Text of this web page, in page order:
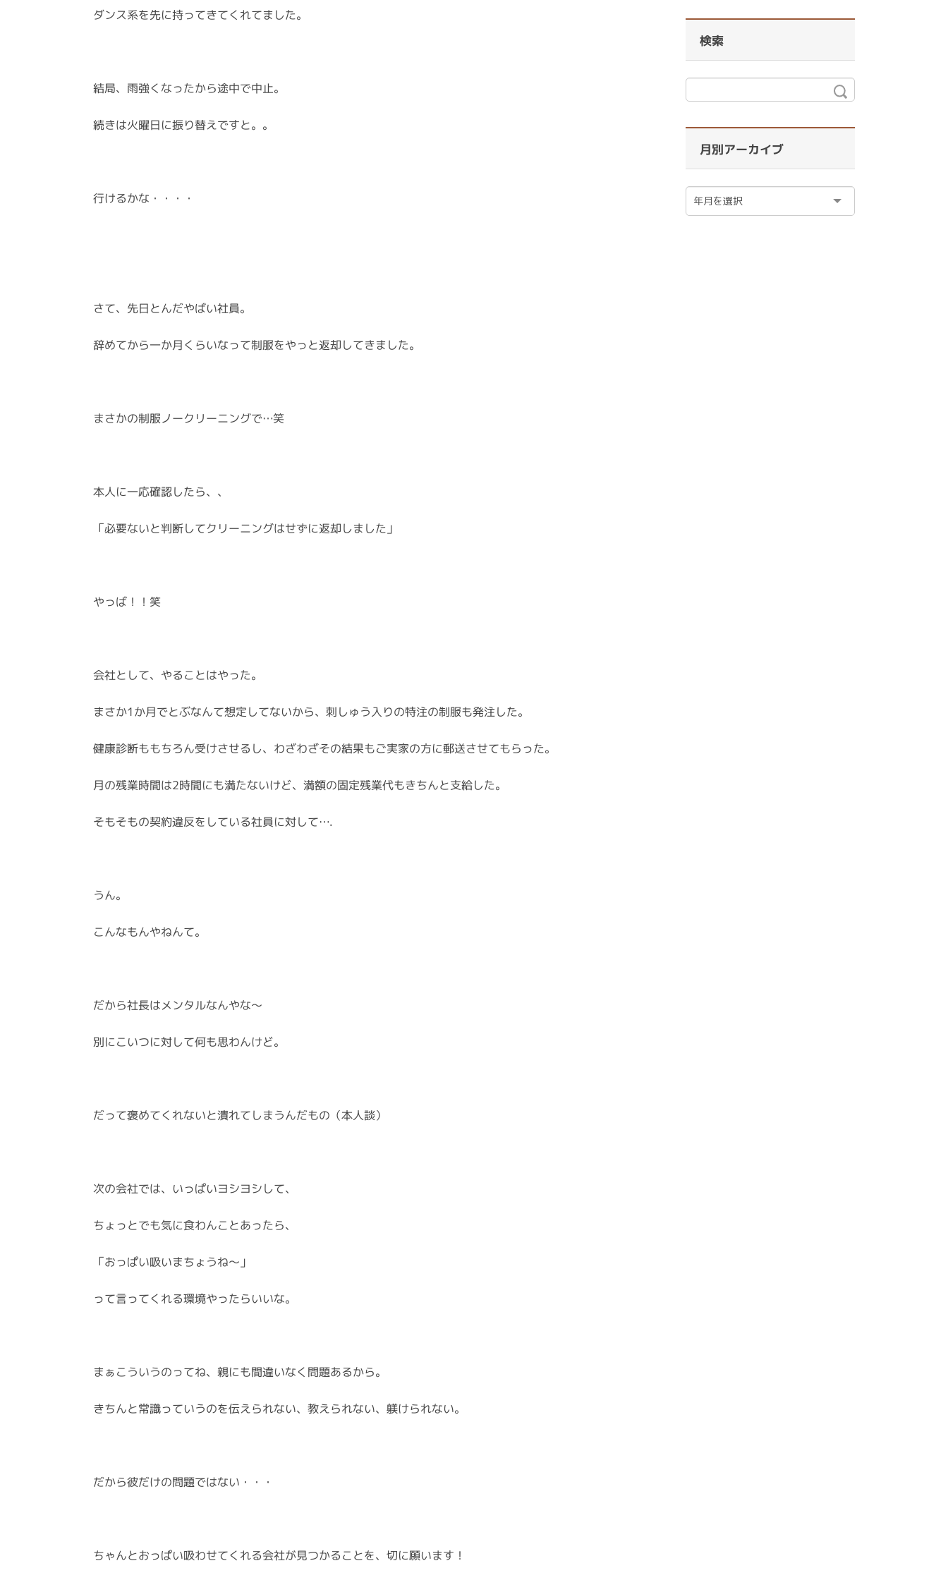
ダンス系を先に持ってきてくれてました。
結局、雨強くなったから途中で中止。
続きは火曜日に振り替えですと。。
行けるかな・・・・
さて、先日とんだやばい社員。
辞めてから一か月くらいなって制服をやっと返却してきました。
まさかの制服ノークリーニングで…笑
本人に一応確認したら、、
「必要ないと判断してクリーニングはせずに返却しました」
やっば！！笑
会社として、やることはやった。
まさか1か月でとぶなんて想定してないから、刺しゅう入りの特注の制服も発注した。
健康診断ももちろん受けさせるし、わざわざその結果もご実家の方に郵送させてもらった。
月の残業時間は2時間にも満たないけど、満額の固定残業代もきちんと支給した。
そもそもの契約違反をしている社員に対して….
うん。
こんなもんやねんて。
だから社長はメンタルなんやな～
別にこいつに対して何も思わんけど。
だって褒めてくれないと潰れてしまうんだもの（本人談）
次の会社では、いっぱいヨシヨシして、
ちょっとでも気に食わんことあったら、
「おっぱい吸いまちょうね～」
って言ってくれる環境やったらいいな。
まぁこういうのってね、親にも間違いなく問題あるから。
きちんと常識っていうのを伝えられない、教えられない、躾けられない。
だから彼だけの問題ではない・・・
ちゃんとおっぱい吸わせてくれる会社が見つかることを、切に願います！
検索
月別アーカイブ